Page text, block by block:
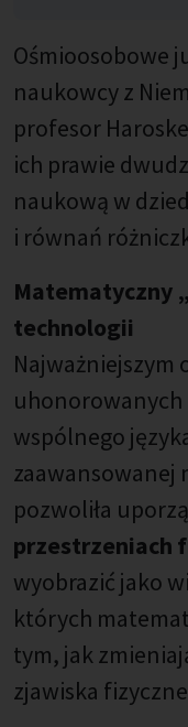
Ośmioosobowe
naukowcy z
profesor
ich prawie
naukową w
i równań
Matematyczny
technologii
Najważniejszym
wspólnego
zaawansowanej
pozwoliła
przestrzeniach
wyobrazić jako
których
tym, jak
zjawiska